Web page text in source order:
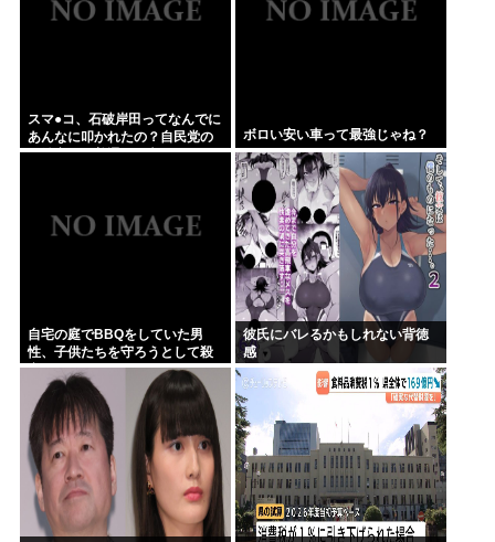
スマ●コ、石破岸田ってなんでに
あんなに叩かれたの？自民党の
政治家だし普通に保守じゃん
ボロい安い車って最強じゃね？
自宅の庭でBBQをしていた男
性、子供たちを守ろうとして殺
害されてしまう
彼氏にバレるかもしれない背徳
感